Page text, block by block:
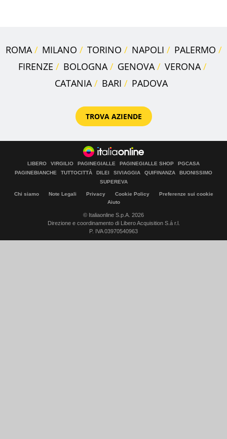
ROMA MILANO TORINO NAPOLI
PALERMO
FIRENZE
BOLOGNA GENOVA
VERONA
CATANIA
BARI PADOVA
TROVA AZIENDE
LIBERO VIRGILIO PAGINEGIALLE PAGINEGIALLE SHOP
PGCASA
PAGINEBIANCHE
TUTTOCITTÀ DILEI SIVIAGGIA QUIFINANZA
BUONISSIMO
SUPEREVA
Chi siamo Note Legali Privacy Cookie Policy
Preferenze sui cookie
Aiuto
© Italiaonline S.p.A. 2026
Direzione e coordinamento di Libero Acquisition S.á r.l.
P. IVA 03970540963